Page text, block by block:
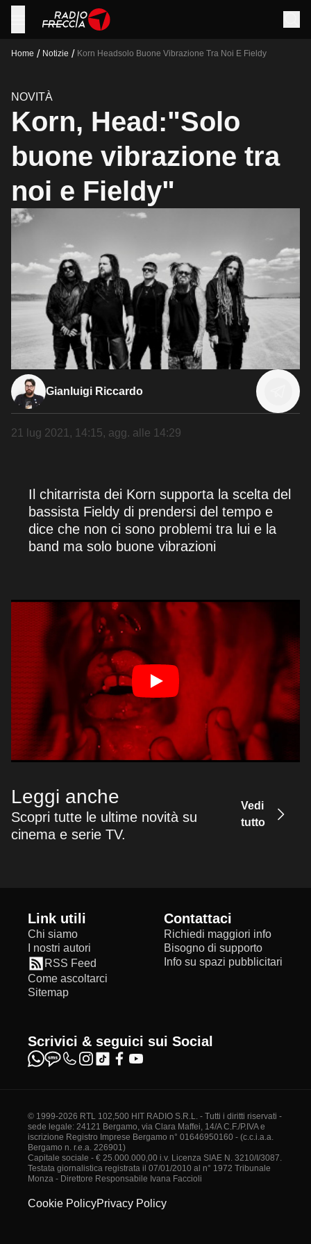
Home / Notizie / Korn Headsolo Buone Vibrazione Tra Noi E Fieldy
NOVITÀ
Korn, Head:"Solo
buone vibrazione tra
noi e Fieldy"
Gianluigi Riccardo
21 lug 2021, 14:15, agg. alle 14:29
Il chitarrista dei Korn supporta la scelta del
bassista Fieldy di prendersi del tempo e
dice che non ci sono problemi tra lui e la
band ma solo buone vibrazioni
Leggi anche
Scopri tutte le ultime novità su
cinema e serie TV.
Vedi
tutto
Link utili
Chi siamo
I nostri autori
RSS Feed
Come ascoltarci
Sitemap
Contattaci
Richiedi maggiori info
Bisogno di supporto
Info su spazi pubblicitari
Scrivici & seguici sui Social
© 1999-2026 RTL 102,500 HIT RADIO S.R.L. - Tutti i diritti riservati -
sede legale: 24121 Bergamo, via Clara Maffei, 14/A C.F./P.IVA e
iscrizione Registro Imprese Bergamo n° 01646950160 - (c.c.i.a.a.
Bergamo n. r.e.a. 226901)
Capitale sociale - € 25.000.000,00 i.v. Licenza SIAE N. 3210/I/3087.
Testata giornalistica registrata il 07/01/2010 al n° 1972 Tribunale
Monza - Direttore Responsabile Ivana Faccioli
Cookie PolicyPrivacy Policy